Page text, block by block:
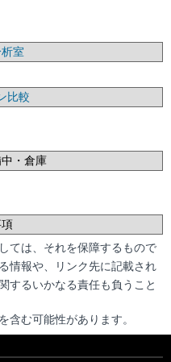
室
比較
・倉庫
ては、それを保障するもので
情報や、リンク先に記載され
するいかなる責任も負うこと
含む可能性があります。